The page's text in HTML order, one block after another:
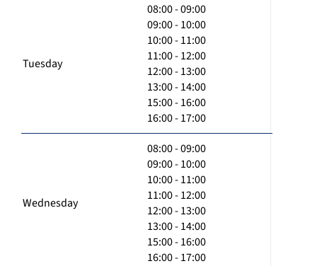
Tuesday
08:00 - 09:00
09:00 - 10:00
10:00 - 11:00
11:00 - 12:00
12:00 - 13:00
13:00 - 14:00
15:00 - 16:00
16:00 - 17:00
Wednesday
08:00 - 09:00
09:00 - 10:00
10:00 - 11:00
11:00 - 12:00
12:00 - 13:00
13:00 - 14:00
15:00 - 16:00
16:00 - 17:00